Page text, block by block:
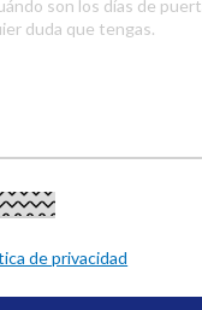
de privacidad